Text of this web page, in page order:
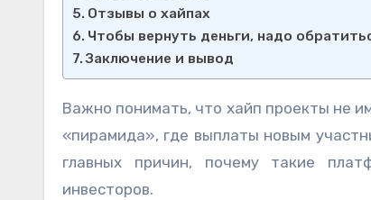
Отзывы о хайпах
Чтобы вернуть деньги, надо
Заключение и вывод
Важно понимать, что хайп проекты не
«пирамида», где выплаты новым
главных причин, почему такие
инвесторов.